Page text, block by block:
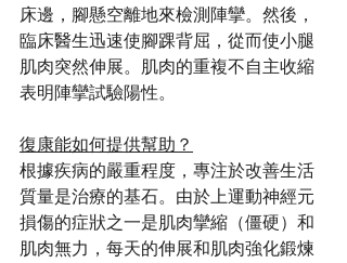
床邊，腳懸空離地來檢測陣攣。然後，
臨床醫生迅速使腳踝背屈，從而使小腿
肌肉突然伸展。肌肉的重複不自主收縮
表明陣攣試驗陽性。
復康能如何提供幫助？
根據疾病的嚴重程度，專注於改善生活
質量是治療的基石。由於上運動神經元
損傷的症狀之一是肌肉攣縮（僵硬）和
肌肉無力，每天的伸展和肌肉強化鍛煉